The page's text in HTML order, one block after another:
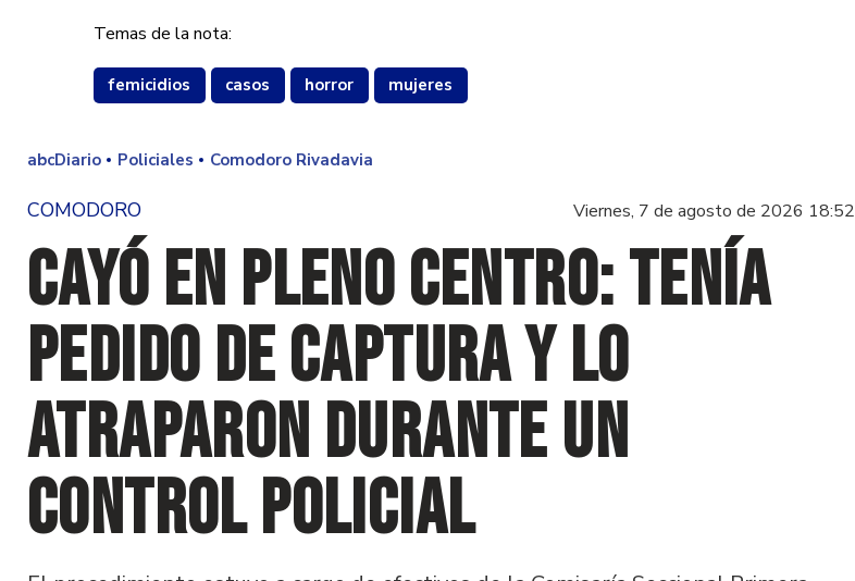
Temas de la nota:
femicidios casos horror mujeres
abcDiario Policiales Comodoro Rivadavia
COMODORO Viernes, 7 de agosto de 2026 18:52
Cayó en pleno centro: tenía
pedido de captura y lo
atraparon durante un
control policial